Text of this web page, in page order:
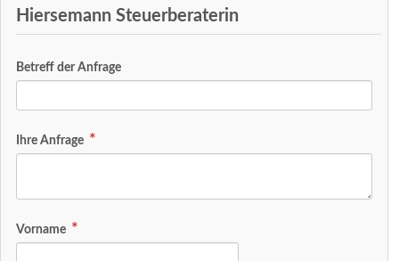
Hiersemann Steuerberaterin
Betreff der Anfrage
Ihre Anfrage
Vorname